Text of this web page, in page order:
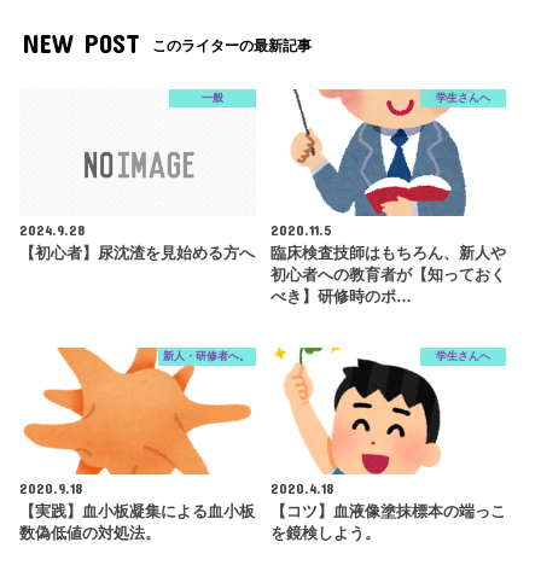
NEW POST このライターの最新記事
一般
2024.9.28
【初心者】尿沈渣を見始める方へ
学生さんへ
2020.11.5
臨床検査技師はもちろん、新人や
初心者への教育者が【知っておく
べき】研修時のポ…
新人・研修者へ。
2020.9.18
【実践】血小板凝集による血小板
数偽低値の対処法。
学生さんへ
2020.4.18
【コツ】血液像塗抹標本の端っこ
を鏡検しよう。